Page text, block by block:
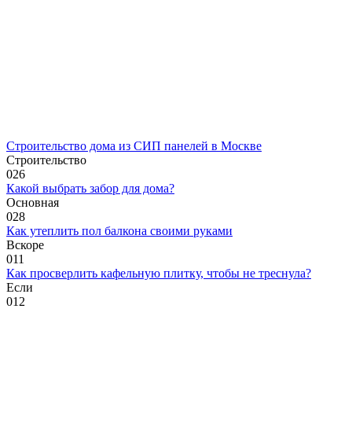
Строительство дома из СИП панелей в Москве
Строительство
026
Какой выбрать забор для дома?
Основная
028
Как утеплить пол балкона своими руками
Вскоре
011
Как просверлить кафельную плитку, чтобы не треснула?
Если
012